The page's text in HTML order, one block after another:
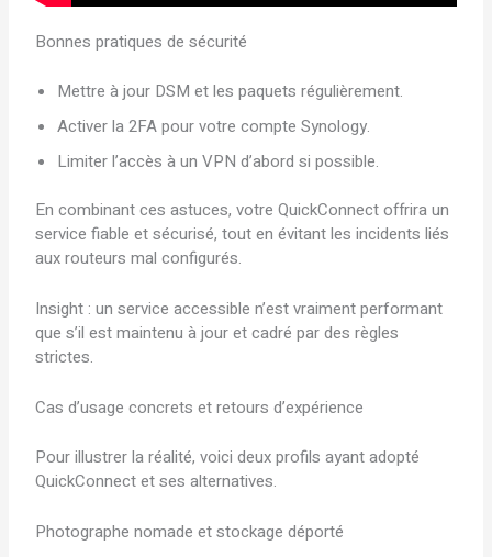
Bonnes pratiques de sécurité
Mettre à jour DSM et les paquets régulièrement.
Activer la 2FA pour votre compte Synology.
Limiter l’accès à un VPN d’abord si possible.
En combinant ces astuces, votre QuickConnect offrira un
service fiable et sécurisé, tout en évitant les incidents liés
aux routeurs mal configurés.
Insight : un service accessible n’est vraiment performant
que s’il est maintenu à jour et cadré par des règles
strictes.
Cas d’usage concrets et retours d’expérience
Pour illustrer la réalité, voici deux profils ayant adopté
QuickConnect et ses alternatives.
Photographe nomade et stockage déporté